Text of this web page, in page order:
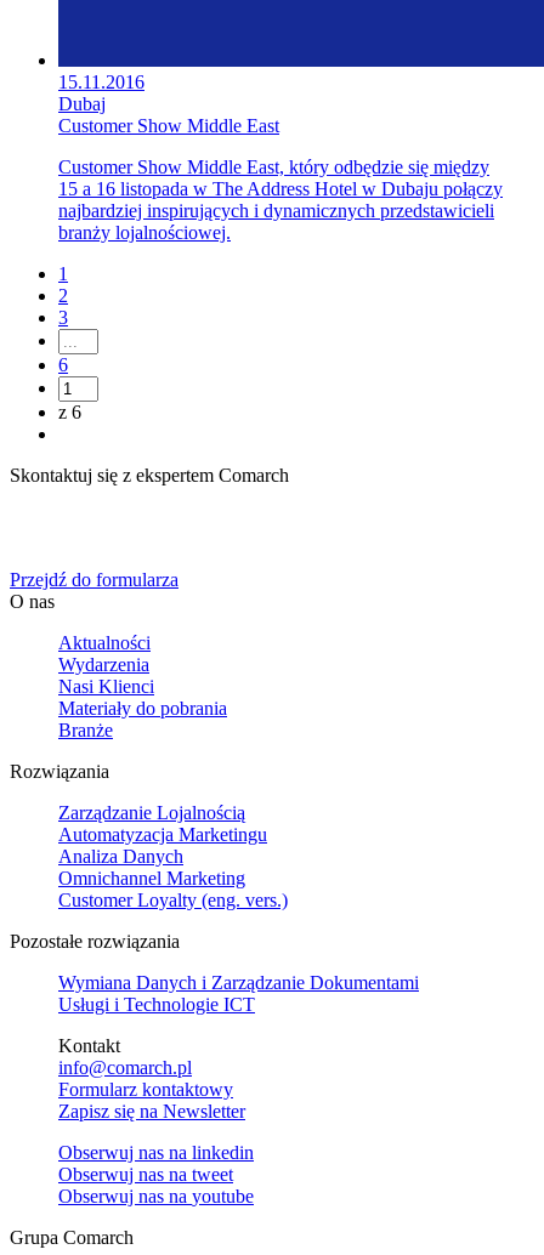
15.11.2016
Dubaj
Customer Show Middle East
Customer Show Middle East, który odbędzie się między
15 a 16 listopada w The Address Hotel w Dubaju połączy
najbardziej inspirujących i dynamicznych przedstawicieli
branży lojalnościowej.
1
2
3
6
z 6
Skontaktuj się z ekspertem Comarch
Przejdź do formularza
O nas
Aktualności
Wydarzenia
Nasi Klienci
Materiały do pobrania
Branże
Rozwiązania
Zarządzanie Lojalnością
Automatyzacja Marketingu
Analiza Danych
Omnichannel Marketing
Customer Loyalty (eng. vers.)
Pozostałe rozwiązania
Wymiana Danych i Zarządzanie Dokumentami
Usługi i Technologie ICT
Kontakt
info@comarch.pl
Formularz kontaktowy
Zapisz się na Newsletter
Obserwuj nas na linkedin
Obserwuj nas na tweet
Obserwuj nas na youtube
Grupa Comarch